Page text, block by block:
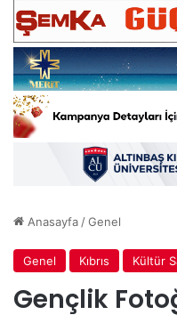
Anasayfa/Genel
Genel Kıbrıs Kültür
Gençlik